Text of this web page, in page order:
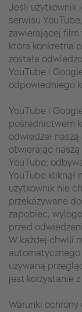
Jeśli użytkownik
serwisu
zawierającej film
która konkretna
została
YouTube i
odpowiedniego
YouTube i
pośrednictwem
odwiedzał
otwierając
YouTube;
YouTube kliknął
użytkownik nie
przekazywane
zapobiec,
przed
W każdej chwili
używaną
jest korzystanie
Warunki ochrony